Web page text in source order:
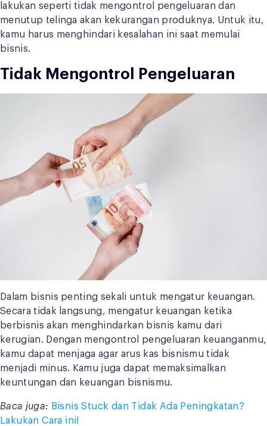
lakukan seperti tidak mengontrol pengeluaran dan
menutup telinga akan kekurangan produknya. Untuk itu,
kamu harus menghindari kesalahan ini saat memulai
bisnis.
Tidak Mengontrol Pengeluaran
Dalam bisnis penting sekali untuk mengatur keuangan.
Secara tidak langsung, mengatur keuangan ketika
berbisnis akan menghindarkan bisnis kamu dari
kerugian. Dengan mengontrol pengeluaran keuanganmu,
kamu dapat menjaga agar arus kas bisnismu tidak
menjadi minus. Kamu juga dapat memaksimalkan
keuntungan dan keuangan bisnismu.
Baca juga: Bisnis Stuck dan Tidak Ada Peningkatan?
Lakukan Cara ini!